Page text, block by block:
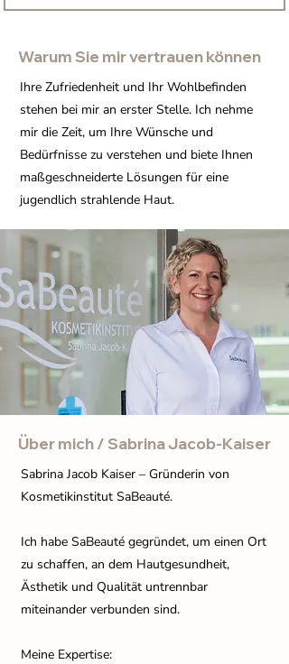
Warum Sie mir vertrauen können
Ihre Zufriedenheit und Ihr Wohlbefinden
stehen bei mir an erster Stelle. Ich nehme
mir die Zeit, um Ihre Wünsche und
Bedürfnisse zu verstehen und biete Ihnen
maßgeschneiderte Lösungen für eine
jugendlich strahlende Haut.
Über mich / Sabrina Jacob-Kaiser
Sabrina Jacob Kaiser – Gründerin von
Kosmetikinstitut SaBeauté.
Ich habe SaBeauté gegründet, um einen Ort
zu schaffen, an dem Hautgesundheit,
Ästhetik und Qualität untrennbar
miteinander verbunden sind.
Meine Expertise: